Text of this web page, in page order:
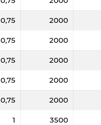
0,75 2000
0,75 2000
0,75 2000
0,75 2000
0,75 2000
1 3500